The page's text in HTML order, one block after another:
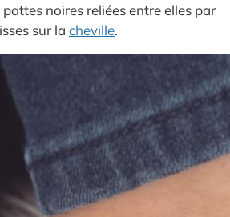
noires reliées entre elles par
sur la cheville.